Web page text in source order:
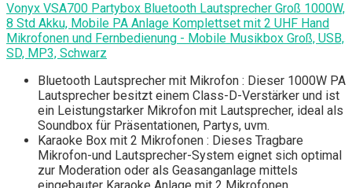
Vonyx VSA700 Partybox Bluetooth Lautsprecher Groß 1000W,
8 Std Akku, Mobile PA Anlage Komplettset mit 2 UHF Hand
Mikrofonen und Fernbedienung - Mobile Musikbox Groß, USB,
SD, MP3, Schwarz
Bluetooth Lautsprecher mit Mikrofon : Dieser 1000W PA
Lautsprecher besitzt einem Class-D-Verstärker und ist
ein Leistungstarker Mikrofon mit Lautsprecher, ideal als
Soundbox für Präsentationen, Partys, uvm.
Karaoke Box mit 2 Mikrofonen : Dieses Tragbare
Mikrofon-und Lautsprecher-System eignet sich optimal
zur Moderation oder als Geasanganlage mittels